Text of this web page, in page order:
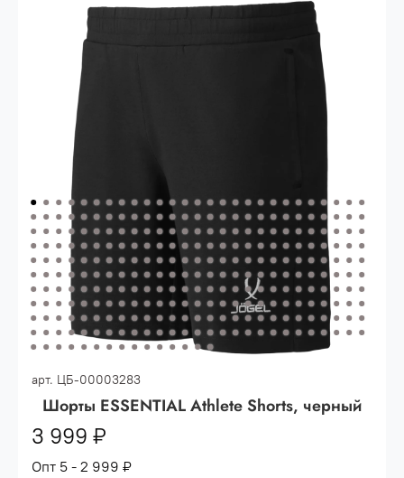
(30%) -
сумма всех заказов за 6 месяцев -
30.000 рублей.
Опт 3
- сумма всех заказов за 6 месяцев
Опт 2
Опт 1 (38%) - сумма всех заказов за 6 месяцев -
400.000 рублей.
арт. ЦБ-00003283
Шорты ESSENTIAL Athlete Shorts, черный
3 999 ₽
Опт 5 - 2 999 ₽